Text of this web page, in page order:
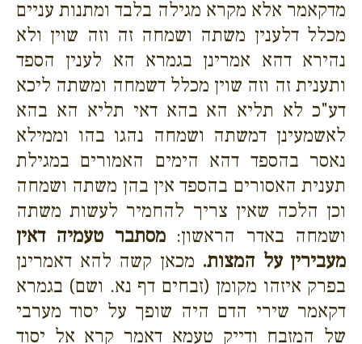
מדקאמר אלא מקרא מגילה בלבד ומתנות עניים
מכלל דלענין משתה ושמחה זה וזה שוין ולא
נהירא דהא אמרינן בגמרא הא לענין הספד
ותענית זה וזה שוין מכלל דשמחה ומשתה ליכא
דע"כ לא תליא הא בהא דאי תליא הא בהא
לאשמעינן דמשתה ושמחה נהגו בהו וממילא
נאסר בהספד דהא הימים האמורים במגילת
תענית האסורים בהספד אין בהן משתה ושמחה
וכן הלכה שאין צריך להחמיר לעשות משתה
ושמחה באדר הראשון:מסתבר טעמיה דאין
מעבירין על המצות. מכאן קשה להא דאמרינן
בפרק איזהו מקומן (זבחים דף נא. ושם) בגמרא
דקאמר שירי הדם היה שופך על יסוד מערבי
של המזבח ודייק טעמא דאמר קרא אל יסוד